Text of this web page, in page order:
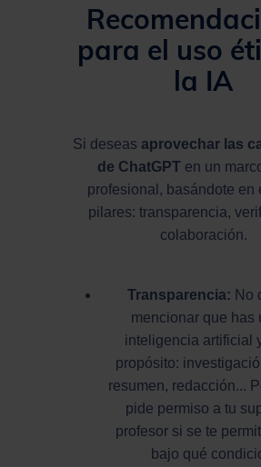
para el uso
la IA
Si deseas aprovechar las
de ChatGPT en un
profesional, basándote en
pilares: transparencia,
colaboración.
Transparencia: No
mencionar que has
inteligencia artificial
propósito:
resumen, redacción...
pide permiso a tu
profesor si se te
bajo qué